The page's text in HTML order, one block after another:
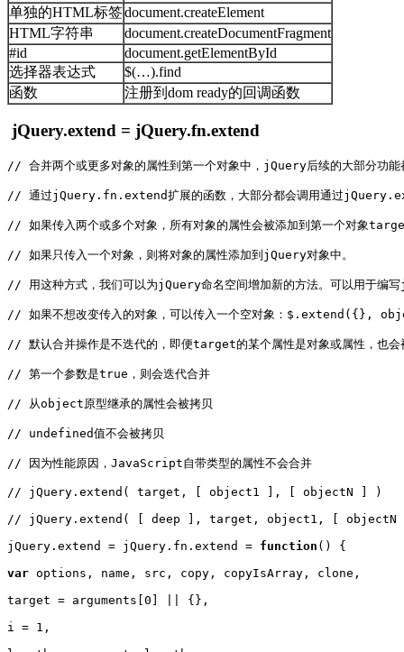
单独的HTML标签document.createElement
HTML字符串
document.createDocumentFragment
#id
document.getElementById
选择器表达式
$(…).find
函数
注册到dom ready的回调函数
jQuery.extend = jQuery.fn.extend
// 合并两个或更多对象的属性到第一个对象中，jQuery后续的大部分功能
// 通过jQuery.fn.extend扩展的函数，大部分都会调用通过
// 如果传入两个或多个对象，所有对象的属性会被添加到第一个对象
// 如果只传入一个对象，则将对象的属性添加到jQuery对象中。
// 用这种方式，我们可以为jQuery命名空间增加新的方法。可以用于编
// 如果不想改变传入的对象，可以传入一个空对象：
// 默认合并操作是不迭代的，即便target的某个属性是对象或属性，也会
// 第一个参数是true，则会迭代合并
// 从object原型继承的属性会被拷贝
// undefined值不会被拷贝
// 因为性能原因，JavaScript自带类型的属性不会合并
// jQuery.extend( target, [ object1 ], [ objectN ] )
// jQuery.extend( [ deep ], target, object1, [
jQuery.extend = jQuery.fn.extend = function () {
var options, name, src, copy, copyIsArray, clone,
target = arguments[0] || {},
i = 1,